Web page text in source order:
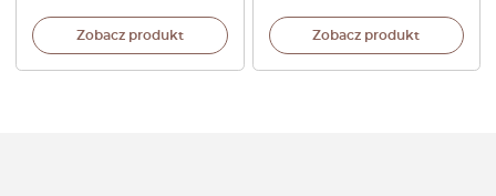
Zobacz produkt Zobacz produkt